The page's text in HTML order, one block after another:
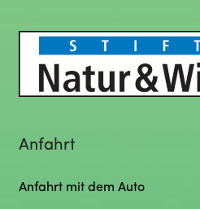
Anfahrt
Anfahrt mit dem Auto